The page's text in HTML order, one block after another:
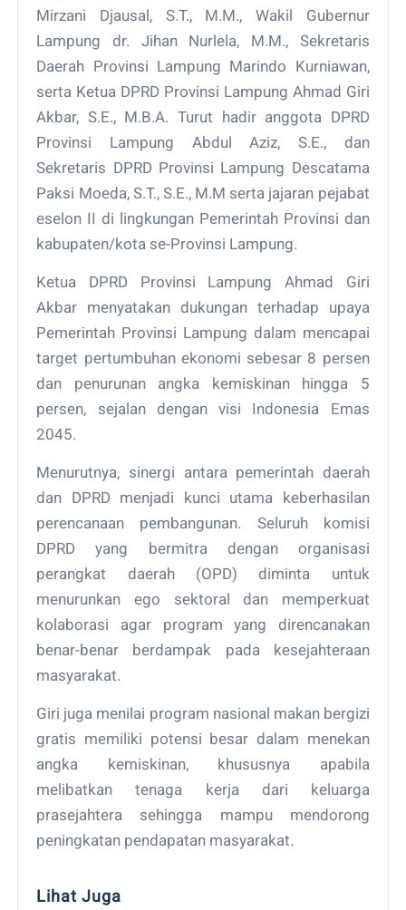
Mirzani Djausal, S.T., M.M., Wakil Gubernur
Lampung dr. Jihan Nurlela, M.M., Sekretaris
Daerah Provinsi Lampung Marindo Kurniawan,
serta Ketua DPRD Provinsi Lampung Ahmad Giri
Akbar, S.E., M.B.A. Turut hadir anggota DPRD
Provinsi Lampung Abdul Aziz, S.E., dan
Sekretaris DPRD Provinsi Lampung Descatama
Paksi Moeda, S.T., S.E., M.M serta jajaran pejabat
eselon II di lingkungan Pemerintah Provinsi dan
kabupaten/kota se-Provinsi Lampung.
Ketua DPRD Provinsi Lampung Ahmad Giri
Akbar menyatakan dukungan terhadap upaya
Pemerintah Provinsi Lampung dalam mencapai
target pertumbuhan ekonomi sebesar 8 persen
dan penurunan angka kemiskinan hingga 5
persen, sejalan dengan visi Indonesia Emas
2045.
Menurutnya, sinergi antara pemerintah daerah
dan DPRD menjadi kunci utama keberhasilan
perencanaan pembangunan. Seluruh komisi
DPRD yang bermitra dengan organisasi
perangkat daerah (OPD) diminta untuk
menurunkan ego sektoral dan memperkuat
kolaborasi agar program yang direncanakan
benar-benar berdampak pada kesejahteraan
masyarakat.
Giri juga menilai program nasional makan bergizi
gratis memiliki potensi besar dalam menekan
angka kemiskinan, khususnya apabila
melibatkan tenaga kerja dari keluarga
prasejahtera sehingga mampu mendorong
peningkatan pendapatan masyarakat.
Lihat Juga